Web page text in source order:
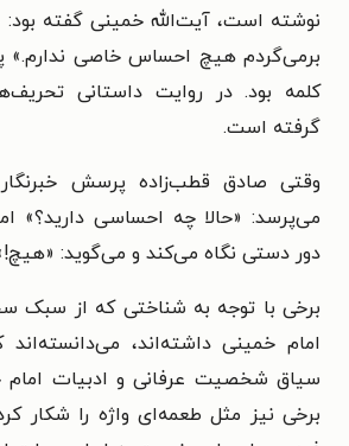
نوشته است، آیت‌الله خمینی گفته بود:
برمی‌گردم هیچ احساس خاصی ندارم.»
کلمه بود. در روایت داستانی
گرفته است.
وقتی صادق قطب‌زاده پرسش
می‌پرسد: «حالا چه احساسی دارید؟»
دور دستی نگاه می‌کند و می‌گوید:
برخی با توجه به شناختی که از سبک
امام خمینی داشته‌اند،
سیاق شخصیت عرفانی و ادبیات امام
برخی نیز مثل طعمه‌ای واژه را شکار